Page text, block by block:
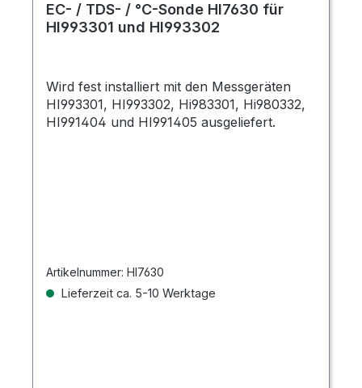
EC- / TDS- / °C-Sonde HI7630 für
HI993301 und HI993302
Wird fest installiert mit den Messgeräten
HI993301, HI993302, Hi983301, Hi980332,
HI991404 und HI991405 ausgeliefert.
Artikelnummer: HI7630
Lieferzeit ca. 5-10 Werktage